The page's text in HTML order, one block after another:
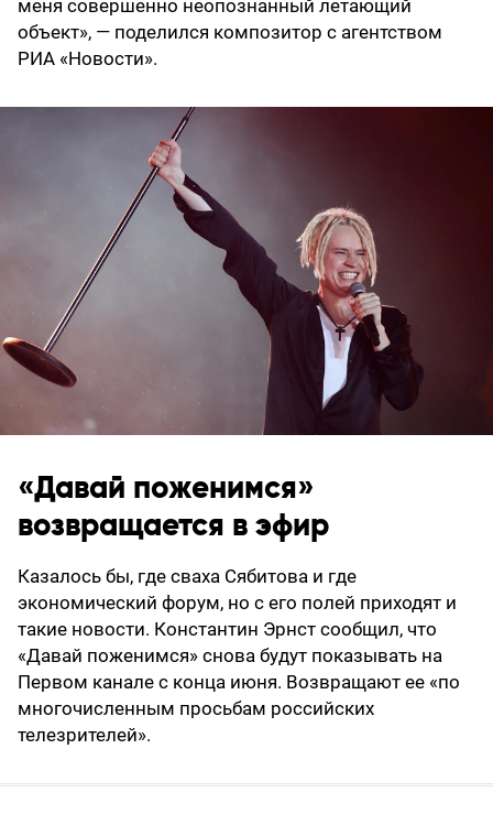
меня совершенно неопознанный летающий
объект», — поделился композитор с агентством
РИА «Новости».
«Давай поженимся»
возвращается в эфир
Казалось бы, где сваха Сябитова и где
экономический форум, но с его полей приходят и
такие новости. Константин Эрнст сообщил, что
«Давай поженимся» снова будут показывать на
Первом канале с конца июня. Возвращают ее «по
многочисленным просьбам российских
телезрителей».